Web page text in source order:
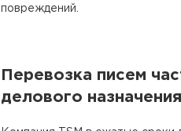
повреждений.
Перевозка писем
делового назначения